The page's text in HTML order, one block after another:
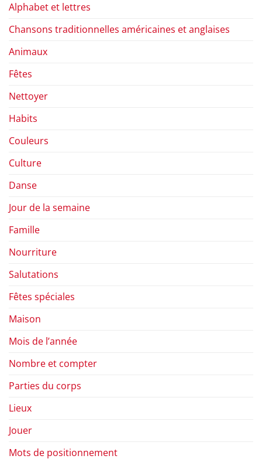
Alphabet et lettres
Chansons traditionnelles américaines et anglaises
Animaux
Fêtes
Nettoyer
Habits
Couleurs
Culture
Danse
Jour de la semaine
Famille
Nourriture
Salutations
Fêtes spéciales
Maison
Mois de l’année
Nombre et compter
Parties du corps
Lieux
Jouer
Mots de positionnement